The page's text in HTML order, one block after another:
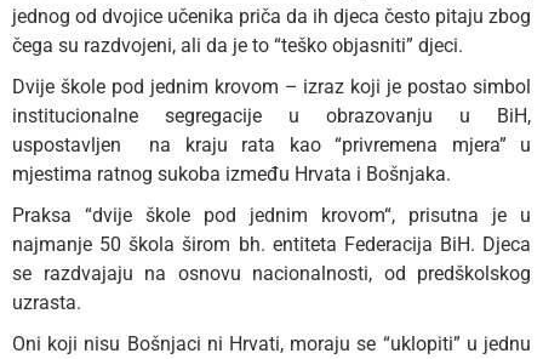
jednog od dvojice učenika priča da ih djeca često pitaju zbog
čega su razdvojeni, ali da je to “teško objasniti” djeci.
Dvije škole pod jednim krovom – izraz koji je postao simbol
institucionalne segregacije u obrazovanju u BiH,
uspostavljen na kraju rata kao “privremena mjera” u
mjestima ratnog sukoba između Hrvata i Bošnjaka.
Praksa “dvije škole pod jednim krovom“, prisutna je u
najmanje 50 škola širom bh. entiteta Federacija BiH. Djeca
se razdvajaju na osnovu nacionalnosti, od predškolskog
uzrasta.
Oni koji nisu Bošnjaci ni Hrvati, moraju se “uklopiti” u jednu